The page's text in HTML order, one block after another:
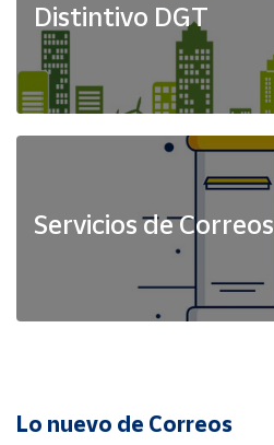
Distintivo DGT
Servicios de Correos
Lo nuevo de Correos